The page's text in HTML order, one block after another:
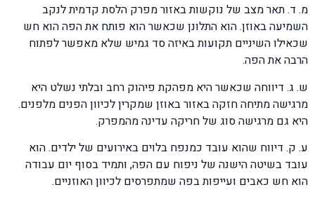
מ. ד. תאר מצב של נוקשות באזור מפרק הלסת קדמית לנקב
השמיעה באוזן. הוא התלונן שכאשר הוא פותח את הפה הוא חש
שכאילו השיניים תקועות באיזה סד גמיש שלא מאפשר לפתוח
הרבה את הפה.
ש. ג. דיווחה שכאשר היא מפהקת פיהוק רחב ובלתי נשלט היא
מרגישה מתיחה חזקה באזור באוזן שמקרין לכיוון הפנים מלפנים.
היא גם מרגישה סוג של חריקה עדינה מהמפרק.
ע. ק. דיווח שהוא עובד כמנפח בלוים באירועים של ילדים. הוא
עובד בשיטה הישנה של ניפוח עם הפה, ותמיד בסוף יום עבודה
הוא חש כאבים ועייפות בפה שמתפרסים לכיוון האוזניים.